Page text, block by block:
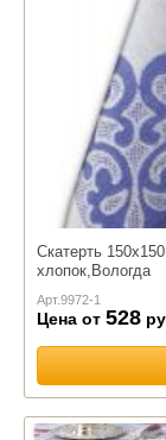
Скатерть
хлопок,Вологда
Арт.9972-1
Цена от 528